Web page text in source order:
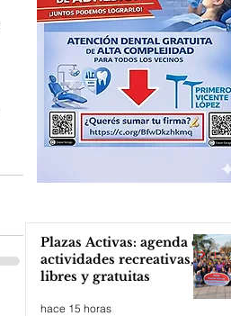
Plazas Activas: agenda de
actividades recreativas,
libres y gratuitas
hace 15 horas